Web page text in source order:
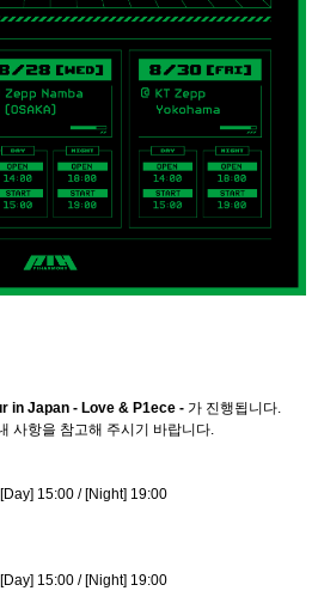
in Japan - Love & P1ece - 가 진행됩니다.
사항을 참고해 주시기 바랍니다.
15:00 / [Night] 19:00
15:00 / [Night] 19:00